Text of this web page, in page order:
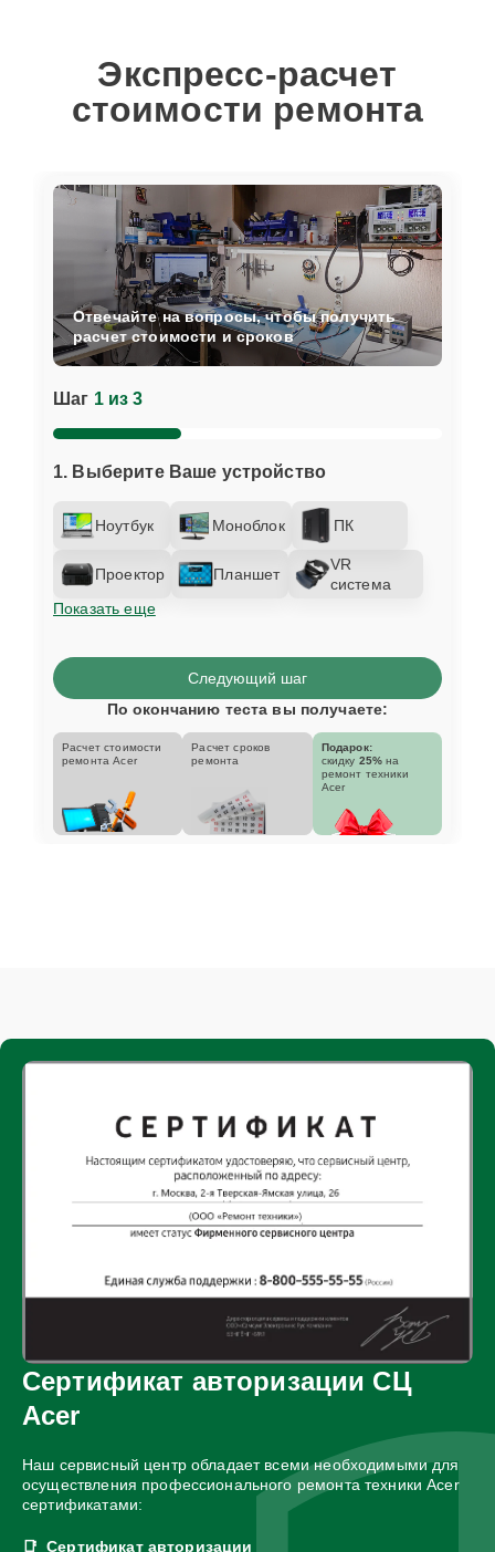
Экспресс-расчет
стоимости ремонта
Шаг 1 из 3
1. Выберите Ваше устройство
Ноутбук Моноблок ПК
Проектор Планшет
VR
система
Показать еще
Отвечайте на вопросы, чтобы получить
расчет стоимости и сроков
Следующий шаг
По окончанию теста вы получаете:
Расчет стоимости
ремонта Acer
Расчет сроков
ремонта
Подарок:
скидку 25% на
ремонт техники
Acer
Сертификат авторизации СЦ
Acer
Наш сервисный центр обладает всеми необходимыми для
осуществления профессионального ремонта техники Acer
сертификатами:
Сертификат авторизации